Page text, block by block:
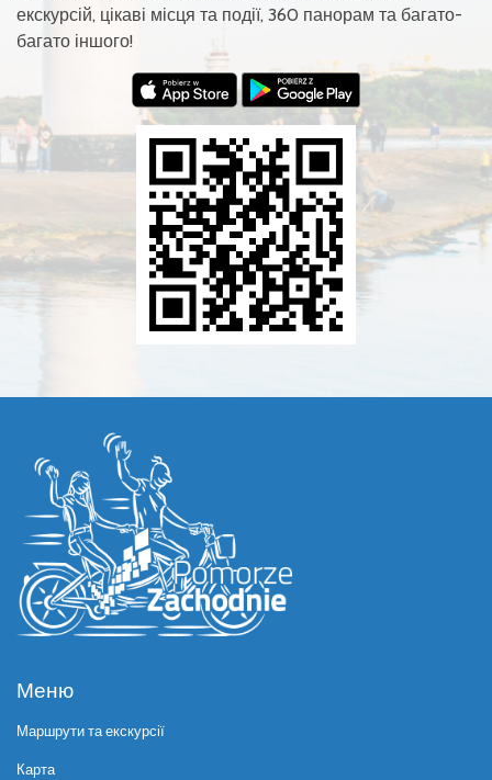
екскурсій, цікаві місця та події, 360 панорам та багато-
багато іншого!
Меню
Маршрути та екскурсії
Карта